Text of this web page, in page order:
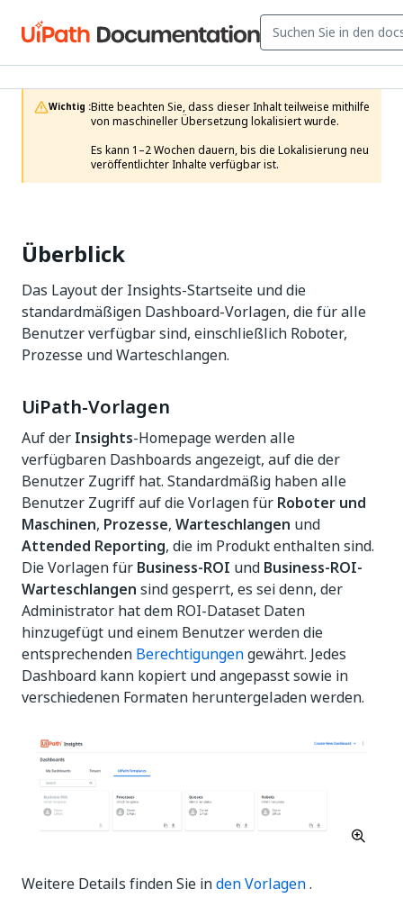
Wichtig :Bitte beachten Sie, dass dieser Inhalt teilweise mithilfe
von maschineller Übersetzung lokalisiert wurde.
Es kann 1–2 Wochen dauern, bis die Lokalisierung neu
veröffentlichter Inhalte verfügbar ist.
Überblick
Das Layout der Insights-Startseite und die
standardmäßigen Dashboard-Vorlagen, die für alle
Benutzer verfügbar sind, einschließlich Roboter,
Prozesse und Warteschlangen.
UiPath-Vorlagen
Auf der Insights-Homepage werden alle
verfügbaren Dashboards angezeigt, auf die der
Benutzer Zugriff hat. Standardmäßig haben alle
Benutzer Zugriff auf die Vorlagen für Roboter und
Maschinen, Prozesse, Warteschlangen und
Attended Reporting, die im Produkt enthalten sind.
Die Vorlagen für Business-ROI und Business-ROI-
Warteschlangen sind gesperrt, es sei denn, der
Administrator hat dem ROI-Dataset Daten
hinzugefügt und einem Benutzer werden die
entsprechenden Berechtigungengewährt. Jedes
Dashboard kann kopiert und angepasst sowie in
verschiedenen Formaten heruntergeladen werden.
Weitere Details finden Sie inden Vorlagen.